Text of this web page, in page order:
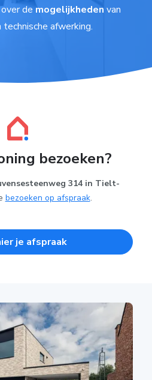
de mogelijkheden van
afwerking.
bezoeken?
314 in Tielt-
bezoeken op afspraak.
je afspraak